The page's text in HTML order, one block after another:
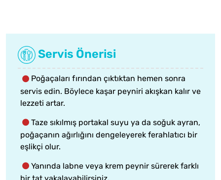
Servis Önerisi
Poğaçaları fırından çıktıktan hemen sonra
servis edin. Böylece kaşar peyniri akışkan kalır ve
lezzeti artar.
Taze sıkılmış portakal suyu ya da soğuk ayran,
poğaçanın ağırlığını dengeleyerek ferahlatıcı bir
eşlikçi olur.
Yanında labne veya krem peynir sürerek farklı